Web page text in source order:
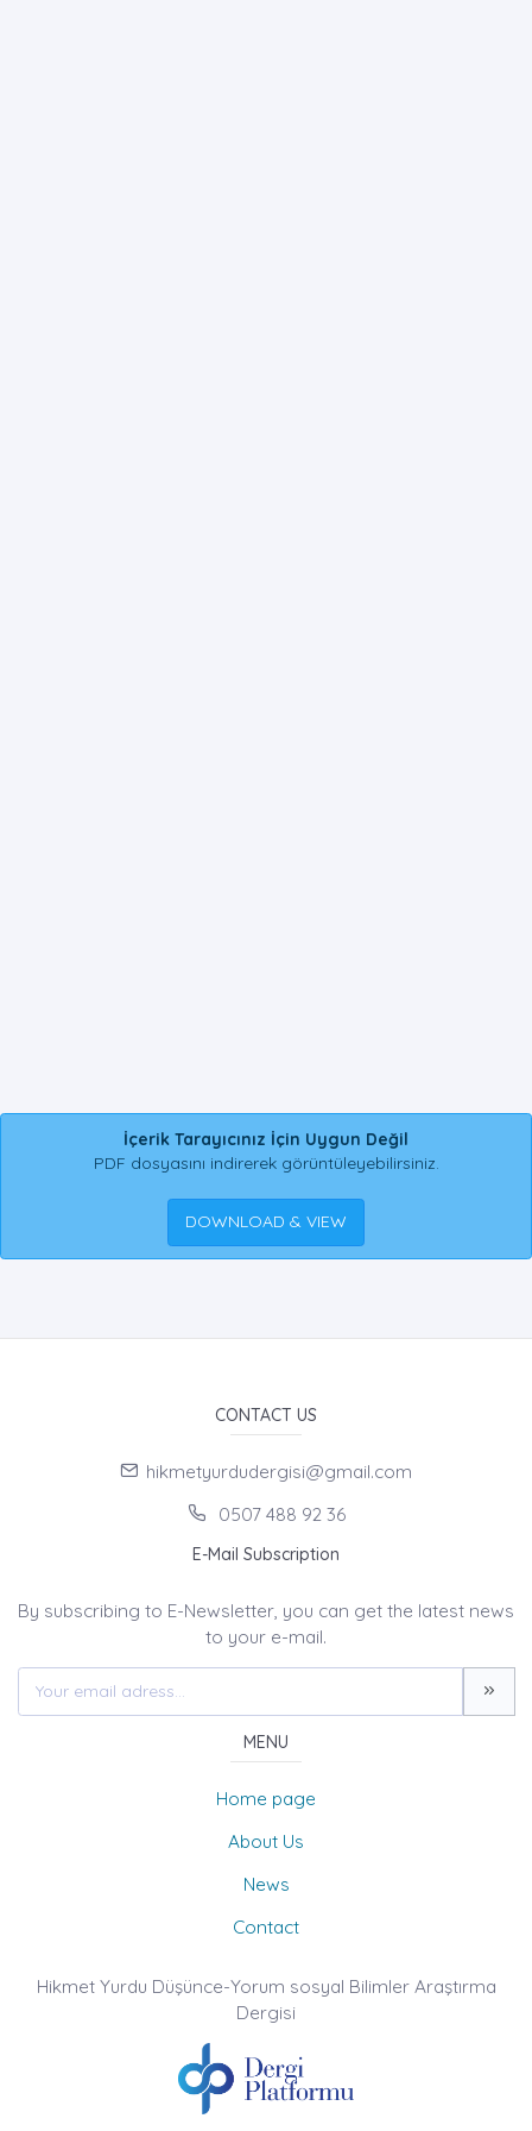
İçerik Tarayıcınız İçin Uygun Değil
PDF dosyasını indirerek görüntüleyebilirsiniz.
DOWNLOAD & VIEW
CONTACT US
hikmetyurdudergisi@gmail.com
0507 488 92 36
E-Mail Subscription
By subscribing to E-Newsletter, you can get the latest news
to your e-mail.
MENU
Home page
About Us
News
Contact
Hikmet Yurdu Düşünce-Yorum sosyal Bilimler Araştırma
Dergisi